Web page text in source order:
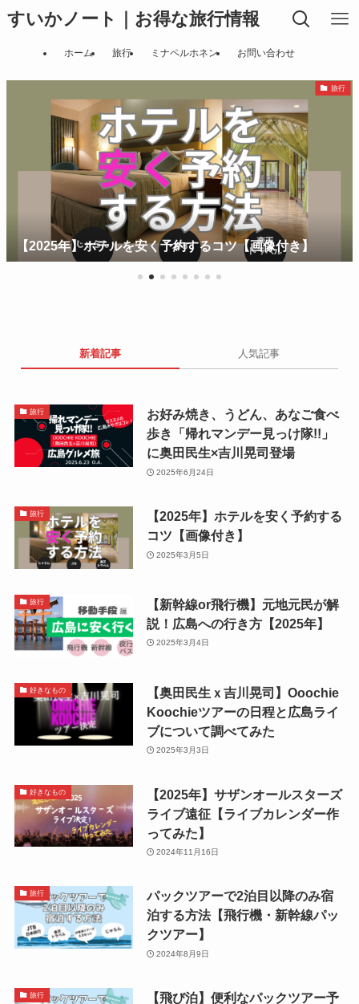
すいかノート｜お得な旅行情報
ホーム 旅行 ミナペルホネン お問い合わせ
旅行
【2025年】ホテルを安く予約するコツ【画像付き】
新着記事 人気記事
旅行
お好み焼き、うどん、あなご食べ
歩き「帰れマンデー見っけ隊!!」
に奥田民生×吉川晃司登場
2025年6月24日
旅行
【2025年】ホテルを安く予約する
コツ【画像付き】
2025年3月5日
旅行
【新幹線or飛行機】元地元民が解
説！広島への行き方【2025年】
2025年3月4日
好きなもの
【奥田民生ｘ吉川晃司】Ooochie
Koochieツアーの日程と広島ライ
ブについて調べてみた
2025年3月3日
好きなもの
【2025年】サザンオールスターズ
ライブ遠征【ライブカレンダー作
ってみた】
2024年11月16日
旅行
パックツアーで2泊目以降のみ宿
泊する方法【飛行機・新幹線パッ
クツアー】
2024年8月9日
旅行
【飛び泊】便利なパックツアー予